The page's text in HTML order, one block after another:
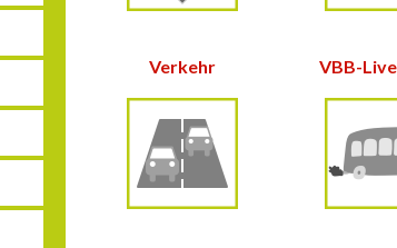
Verkehr VBB-